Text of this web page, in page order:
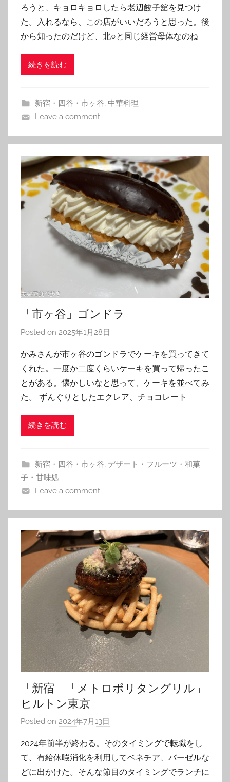
o
m
ろうと、キョロキョロしたら老辺餃子舘を見つけ
た。入れるなら、この店がいいだろうと思った。後
から知ったのだけど、北○と同じ経営母体なのね
続きを読む
新宿・四谷・市ヶ谷, 中華料理
Leave a comment
「市ヶ谷」ゴンドラ
Posted on 2025年1月28日
T
o
m
かみさんが市ヶ谷のゴンドラでケーキを買ってきて
くれた。一度か二度くらいケーキを買って帰ったこ
とがある。懐かしいなと思って、ケーキを並べてみ
た。 ずんぐりとしたエクレア、チョコレート
続きを読む
新宿・四谷・市ヶ谷 デザート・フルーツ・和菓
子・甘味処
Leave a comment
「新宿」「メトロポリタングリル」
ヒルトン東京
Posted on 2024年7月13日
T
o
m
2024年前半が終わる。そのタイミングで転職をし
て、有給休暇消化を利用してベネチア、バーゼルな
どに出かけた。そんな節目のタイミングでランチに